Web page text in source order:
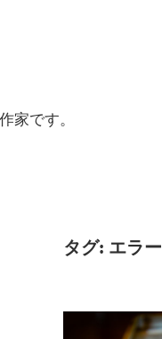
家です。
タグ: エラー